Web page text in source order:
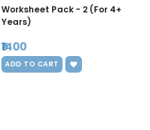
Worksheet Pack - 2 (For 4+
Years)
₹1400
ADD TO CART